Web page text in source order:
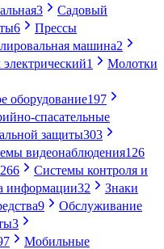
3
Садовый
6
Прессы
машина2
1
Молотки
оборудование197
спасательные
защиты303
видеонаблюдения126
266
Системы контроля и
информации32
Знаки
9
Обслуживание
3
Мобильные